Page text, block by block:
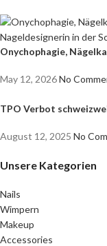
Onychophagie,
May 12, 2026No
TPO Verbot
August 12, 2025 No
Unsere Kategorien
Nails
Wimpern
Makeup
Accessories